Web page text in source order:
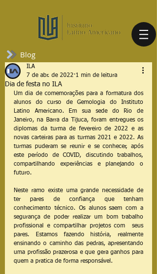
Blog
Dia de festa no ILA
ILA
7 de abr. de 2022 1 min de leitura
Um dia de comemorações para a formatura dos
alunos do curso de Gemologia do Instituto
Latino Americano. Em sua sede do Rio de
Janeiro, na Barra da Tijuca, foram entregues os
diplomas da turma de fevereiro de 2022 e as
novas carteiras para as turmas 2021 e 2022. As
turmas puderam se reunir e se conhecer, após
este período de COVID, discutindo trabalhos,
compartilhando experiências e planejando o
futuro.
Neste ramo existe uma grande necessidade de
ter pares de confiança que tenham
conhecimento técnico. Os alunos saem com a
segurança de poder realizar um bom trabalho
profissional e compartilhar projetos com  seus
pares. Estamos fazendo história, realmente
ensinando o caminho das pedras, apresentando
uma profissão prazerosa e que gera ganhos para
quem a pratica de forma responsável.